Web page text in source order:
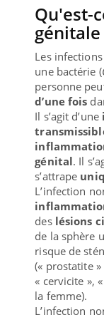
Qu'est-
Les
une bactérie (
personne
d’une fois
Il s’agit d’une
génital. Il
s’attrape
L’infection
des lésions
de la sphère
risque de
(« prostatite
« cervicite »,
la femme).
L’infection